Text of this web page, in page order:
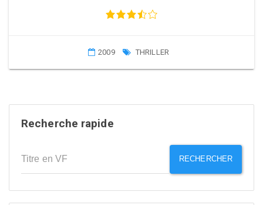
2009 THRILLER
Recherche rapide
RECHERCHER